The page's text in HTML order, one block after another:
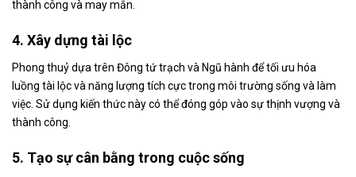
thành công và may mắn.
4. Xây dựng tài lộc
Phong thuỷ dựa trên Đông tứ trạch và Ngũ hành để tối ưu hóa
luồng tài lộc và năng lượng tích cực trong môi trường sống và làm
việc. Sử dụng kiến thức này có thể đóng góp vào sự thịnh vượng và
thành công.
5. Tạo sự cân bằng trong cuộc sống